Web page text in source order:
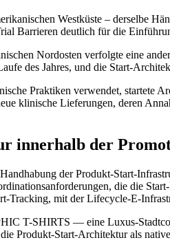
Westküste – derselbe
Barrieren deutlich für die
Nordosten verfolgte eine
des Jahres, und die Start-
Praktiken verwendet, startete
klinische Lieferungen, deren
innerhalb der
der Produkt-Start-
die die
Tracking, mit der Lifecycle-E-
T-SHIRTS — eine Luxus-
Produkt-Start-Architektur als